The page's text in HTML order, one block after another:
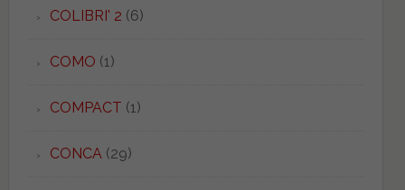
COLIBRI' 2 (6)
COMO (1)
COMPACT (1)
CONCA(29)